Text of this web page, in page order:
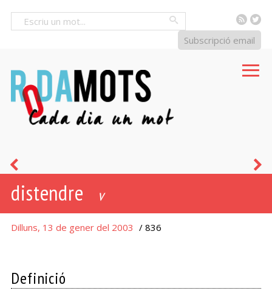
RSS
Subscripció email
distendre v
Dilluns, 13 de gener del 2003 / 836
Definició
suar
la
cansalada